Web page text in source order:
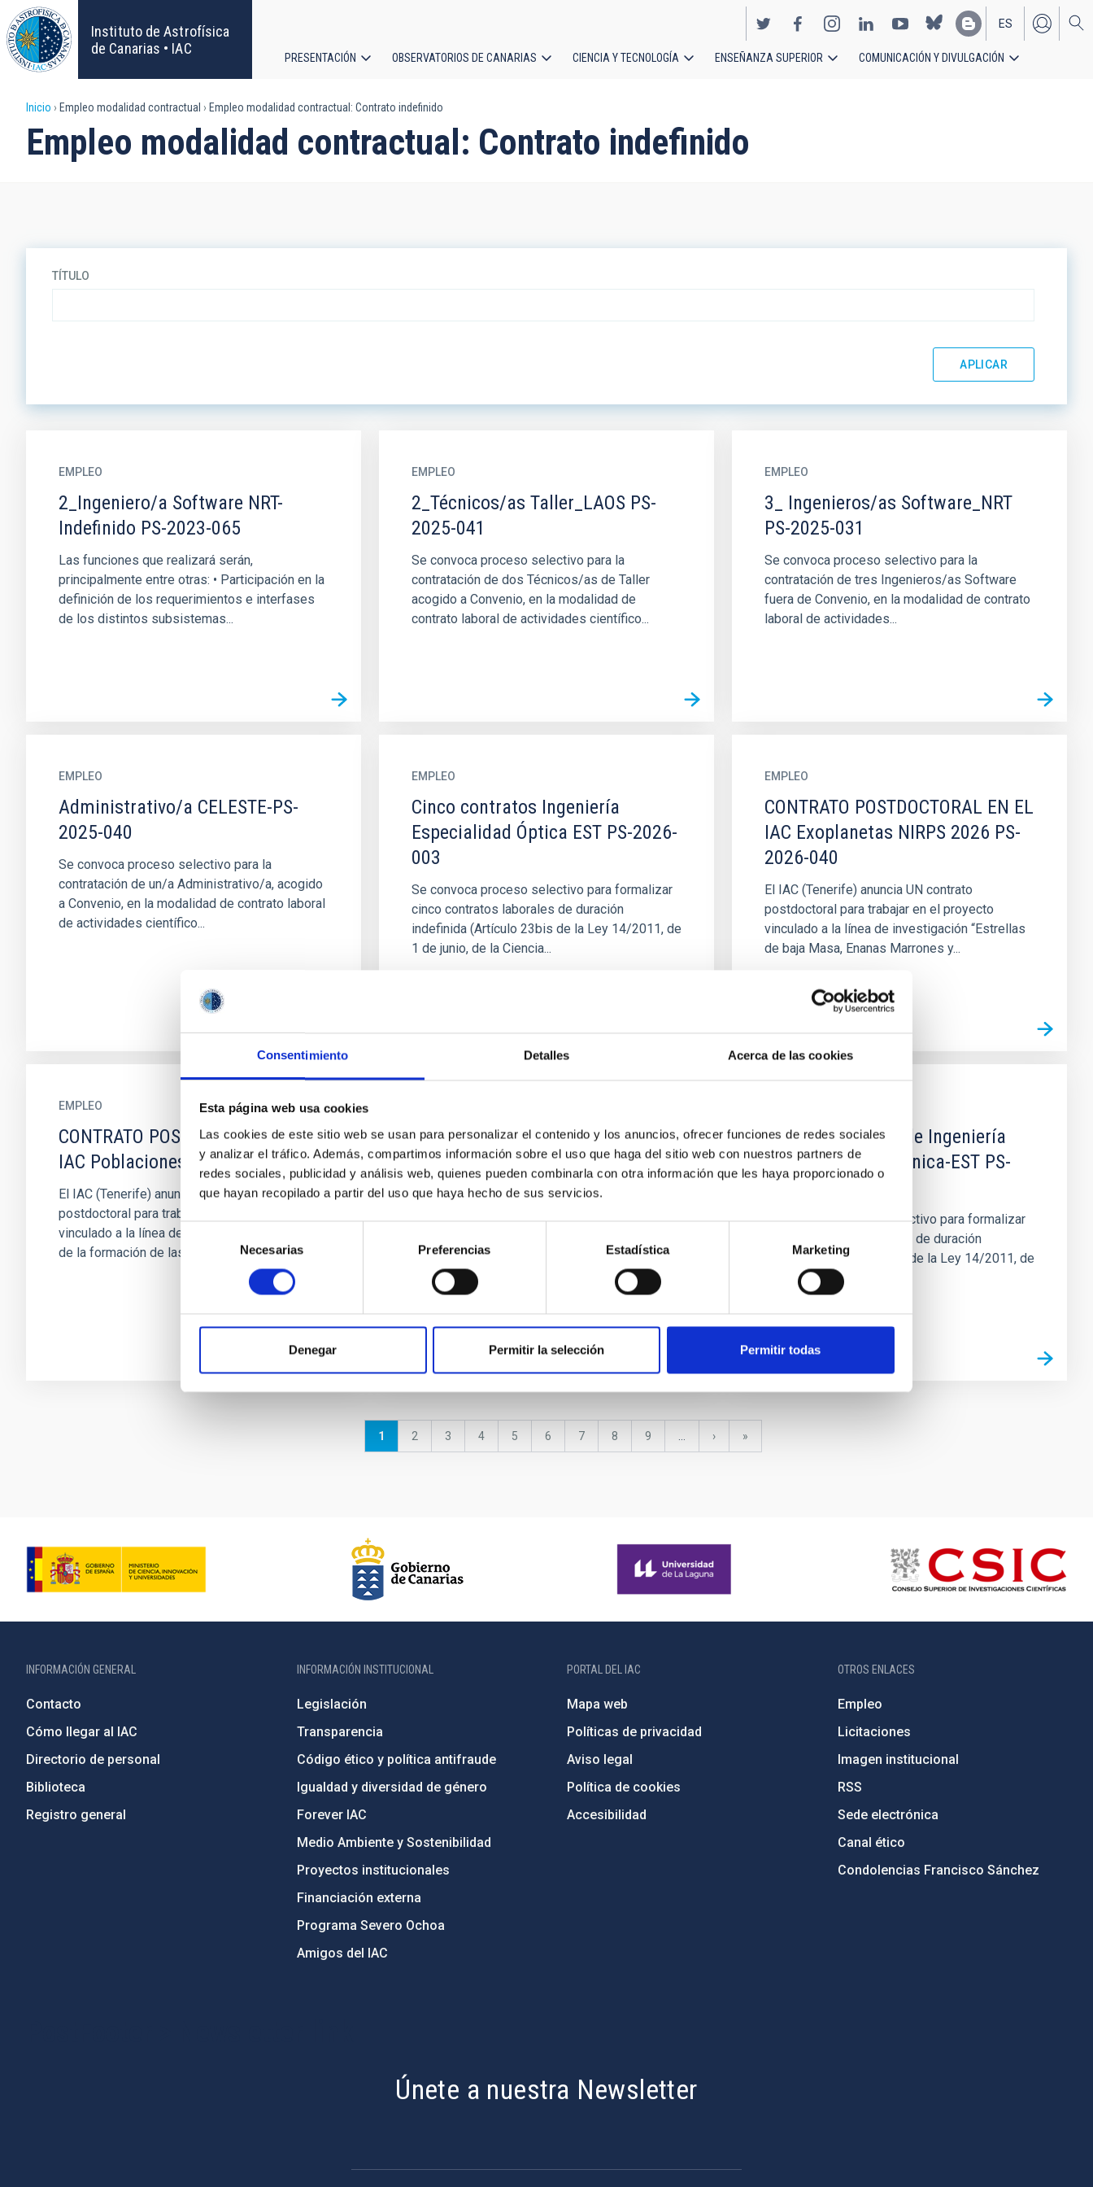
Consentimiento Detalles Acerca de las cookies
Esta página web usa cookies
Las cookies de este sitio web se usan para personalizar el contenido y los anuncios, ofrecer funciones de redes sociales
y analizar el tráfico. Además, compartimos información sobre el uso que haga del sitio web con nuestros partners de
redes sociales, publicidad y análisis web, quienes pueden combinarla con otra información que les haya proporcionado o
que hayan recopilado a partir del uso que haya hecho de sus servicios.
Selección
de
consentimiento
Necesarias Preferencias Estadística Marketing
Denegar Permitir la selección Permitir todas
Pasar
al
contenido
principal
Instituto de Astrofísica
de Canarias • IAC
EN
ES
principal
PRESENTACIÓN OBSERVATORIOS DE CANARIAS CIENCIA Y TECNOLOGÍA ENSEÑANZA SUPERIOR COMUNICACIÓN Y DIVULGACIÓN
Sobrescribir
enlaces
Inicio Empleo modalidad contractual Empleo modalidad contractual: Contrato indefinido
Empleo modalidad contractual: Contrato indefinido
TÍTULO
EMPLEO
2_Ingeniero/a Software NRT-
Indefinido PS-2023-065
Las funciones que realizará serán,
principalmente entre otras: • Participación en la
definición de los requerimientos e interfases
de los distintos subsistemas...
EMPLEO
2_Técnicos/as Taller_LAOS PS-
2025-041
Se convoca proceso selectivo para la
contratación de dos Técnicos/as de Taller
acogido a Convenio, en la modalidad de
contrato laboral de actividades científico...
EMPLEO
3_ Ingenieros/as Software_NRT
PS-2025-031
Se convoca proceso selectivo para la
contratación de tres Ingenieros/as Software
fuera de Convenio, en la modalidad de contrato
laboral de actividades...
EMPLEO
Administrativo/a CELESTE-PS-
2025-040
Se convoca proceso selectivo para la
contratación de un/a Administrativo/a, acogido
a Convenio, en la modalidad de contrato laboral
de actividades científico...
EMPLEO
Cinco contratos Ingeniería
Especialidad Óptica EST PS-2026-
003
Se convoca proceso selectivo para formalizar
cinco contratos laborales de duración
indefinida (Artículo 23bis de la Ley 14/2011, de
1 de junio, de la Ciencia...
EMPLEO
CONTRATO POSTDOCTORAL EN EL
IAC Exoplanetas NIRPS 2026 PS-
2026-040
El IAC (Tenerife) anuncia UN contrato
postdoctoral para trabajar en el proyecto
vinculado a la línea de investigación “Estrellas
de baja Masa, Enanas Marrones y...
EMPLEO
CONTRATO POSTDOCTORAL EN EL
IAC Poblaciones Estelares 2026
El IAC (Tenerife) anuncia UN contrato
postdoctoral para trabajar en el proyecto
vinculado a la línea de investigación “Huellas
de la formación de las galaxias...
CONTRATO POSTDOCTORAL EN EL
IAC SOLAR ESPACIAL 2026. PS-
2026-011
El IAC (Tenerife) anuncia UN contrato
vinculado a la línea de investigación
“Magnetismo solar y estelar” . El contrato...
Cuatro contratos de Ingeniería
Especialidad Mecánica-EST PS-
2026-008
Se convoca proceso selectivo para formalizar
cuatro contratos laborales de duración
indefinida (Artículo 23bis de la Ley 14/2011, de
1 de junio, de la Ciencia...
Página
1 Página
2 Página
3 Página
4 Página
5 Página
6 Página
7 Página
8 Página
9
Siguiente
›
última
»
INFORMACIÓN GENERAL
Contacto
Cómo llegar al IAC
Directorio de personal
Biblioteca
Registro general
INFORMACIÓN INSTITUCIONAL
Legislación
Transparencia
Código ético y política antifraude
Igualdad y diversidad de género
Forever IAC
Medio Ambiente y Sostenibilidad
Proyectos institucionales
Financiación externa
Programa Severo Ochoa
Amigos del IAC
PORTAL DEL IAC
Mapa web
Políticas de privacidad
Aviso legal
Política de cookies
Accesibilidad
OTROS ENLACES
Empleo
Licitaciones
Imagen institucional
RSS
Sede electrónica
Canal ético
Condolencias Francisco Sánchez
Únete a nuestra Newsletter